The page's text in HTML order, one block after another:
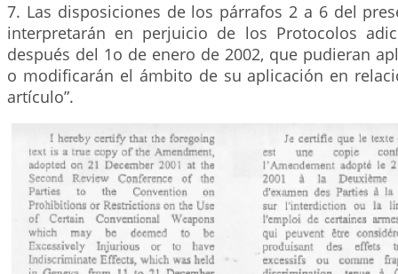
7. Las disposiciones de los párrafos 2 a 6 del
interpretarán en perjuicio de los Protocolos
después del 1o de enero de 2002, que pudieran
o modificarán el ámbito de su aplicación en
artículo”.